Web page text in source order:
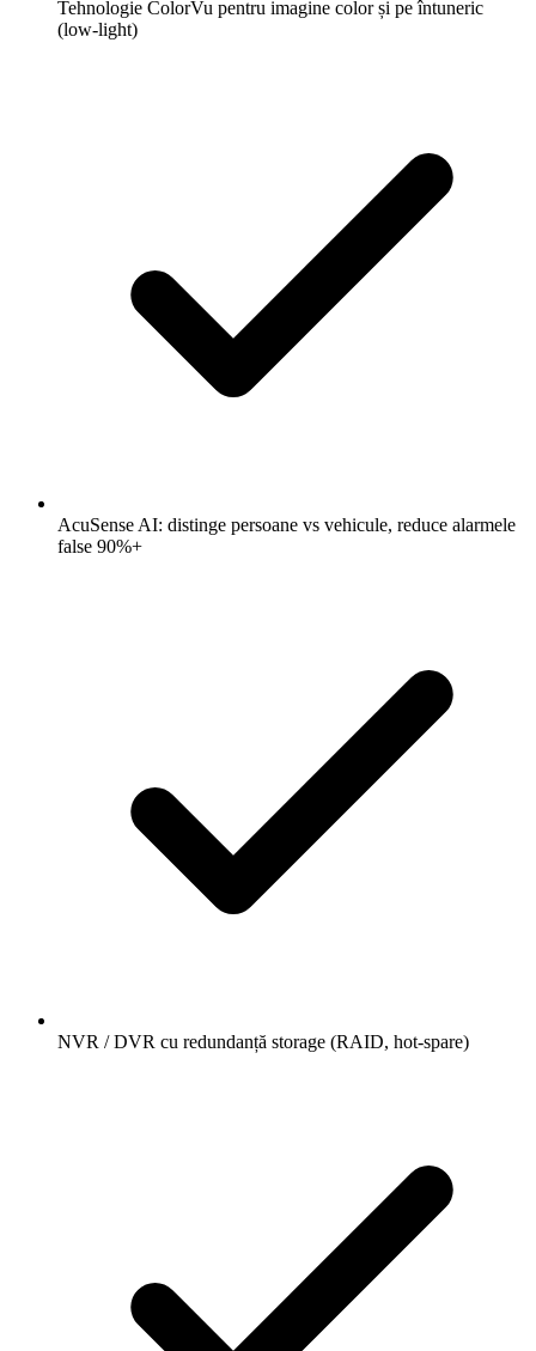
Tehnologie ColorVu pentru imagine color și pe întuneric
(low-light)
AcuSense AI: distinge persoane vs vehicule, reduce alarmele
false 90%+
NVR / DVR cu redundanță storage (RAID, hot-spare)